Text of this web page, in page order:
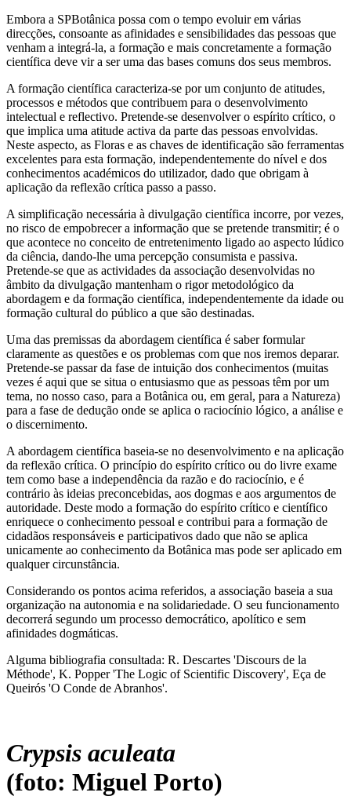
Embora a SPBotânica possa com o tempo evoluir em várias
direcções, consoante as afinidades e sensibilidades das pessoas que
venham a integrá-la, a formação e mais concretamente a formação
científica deve vir a ser uma das bases comuns dos seus membros.
A formação científica caracteriza-se por um conjunto de atitudes,
processos e métodos que contribuem para o desenvolvimento
intelectual e reflectivo. Pretende-se desenvolver o espírito crítico, o
que implica uma atitude activa da parte das pessoas envolvidas.
Neste aspecto, as Floras e as chaves de identificação são ferramentas
excelentes para esta formação, independentemente do nível e dos
conhecimentos académicos do utilizador, dado que obrigam à
aplicação da reflexão crítica passo a passo.
A simplificação necessária à divulgação científica incorre, por vezes,
no risco de empobrecer a informação que se pretende transmitir; é o
que acontece no conceito de entretenimento ligado ao aspecto lúdico
da ciência, dando-lhe uma percepção consumista e passiva.
Pretende-se que as actividades da associação desenvolvidas no
âmbito da divulgação mantenham o rigor metodológico da
abordagem e da formação científica, independentemente da idade ou
formação cultural do público a que são destinadas.
Uma das premissas da abordagem científica é saber formular
claramente as questões e os problemas com que nos iremos deparar.
Pretende-se passar da fase de intuição dos conhecimentos (muitas
vezes é aqui que se situa o entusiasmo que as pessoas têm por um
tema, no nosso caso, para a Botânica ou, em geral, para a Natureza)
para a fase de dedução onde se aplica o raciocínio lógico, a análise e
o discernimento.
A abordagem científica baseia-se no desenvolvimento e na aplicação
da reflexão crítica. O princípio do espírito crítico ou do livre exame
tem como base a independência da razão e do raciocínio, e é
contrário às ideias preconcebidas, aos dogmas e aos argumentos de
autoridade. Deste modo a formação do espírito crítico e científico
enriquece o conhecimento pessoal e contribui para a formação de
cidadãos responsáveis e participativos dado que não se aplica
unicamente ao conhecimento da Botânica mas pode ser aplicado em
qualquer circunstância.
Considerando os pontos acima referidos, a associação baseia a sua
organização na autonomia e na solidariedade. O seu funcionamento
decorrerá segundo um processo democrático, apolítico e sem
afinidades dogmáticas.
Alguma bibliografia consultada: R. Descartes 'Discours de la
Méthode', K. Popper 'The Logic of Scientific Discovery', Eça de
Queirós 'O Conde de Abranhos'.
Crypsis aculeata
(foto: Miguel Porto)